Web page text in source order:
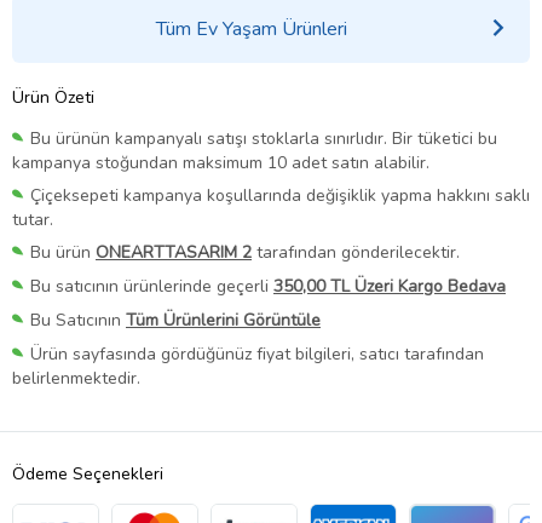
Tüm Ev Yaşam Ürünleri
Ürün Özeti
Bu ürünün kampanyalı satışı stoklarla sınırlıdır. Bir tüketici bu
kampanya stoğundan maksimum 10 adet satın alabilir.
Çiçeksepeti kampanya koşullarında değişiklik yapma hakkını saklı
tutar.
Bu ürün ONEARTTASARIM 2 tarafından gönderilecektir.
Bu satıcının ürünlerinde geçerli 350,00 TL Üzeri Kargo Bedava
Bu Satıcının Tüm Ürünlerini Görüntüle
Ürün sayfasında gördüğünüz fiyat bilgileri, satıcı tarafından
belirlenmektedir.
Ödeme Seçenekleri